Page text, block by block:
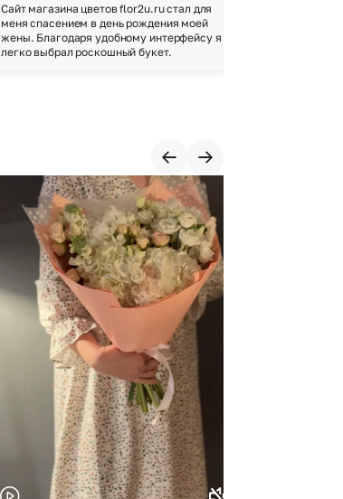
Сайт магазина цветов flor2u.ru стал для
меня спасением в день рождения моей
жены. Благодаря удобному интерфейсу я
легко выбрал роскошный букет.